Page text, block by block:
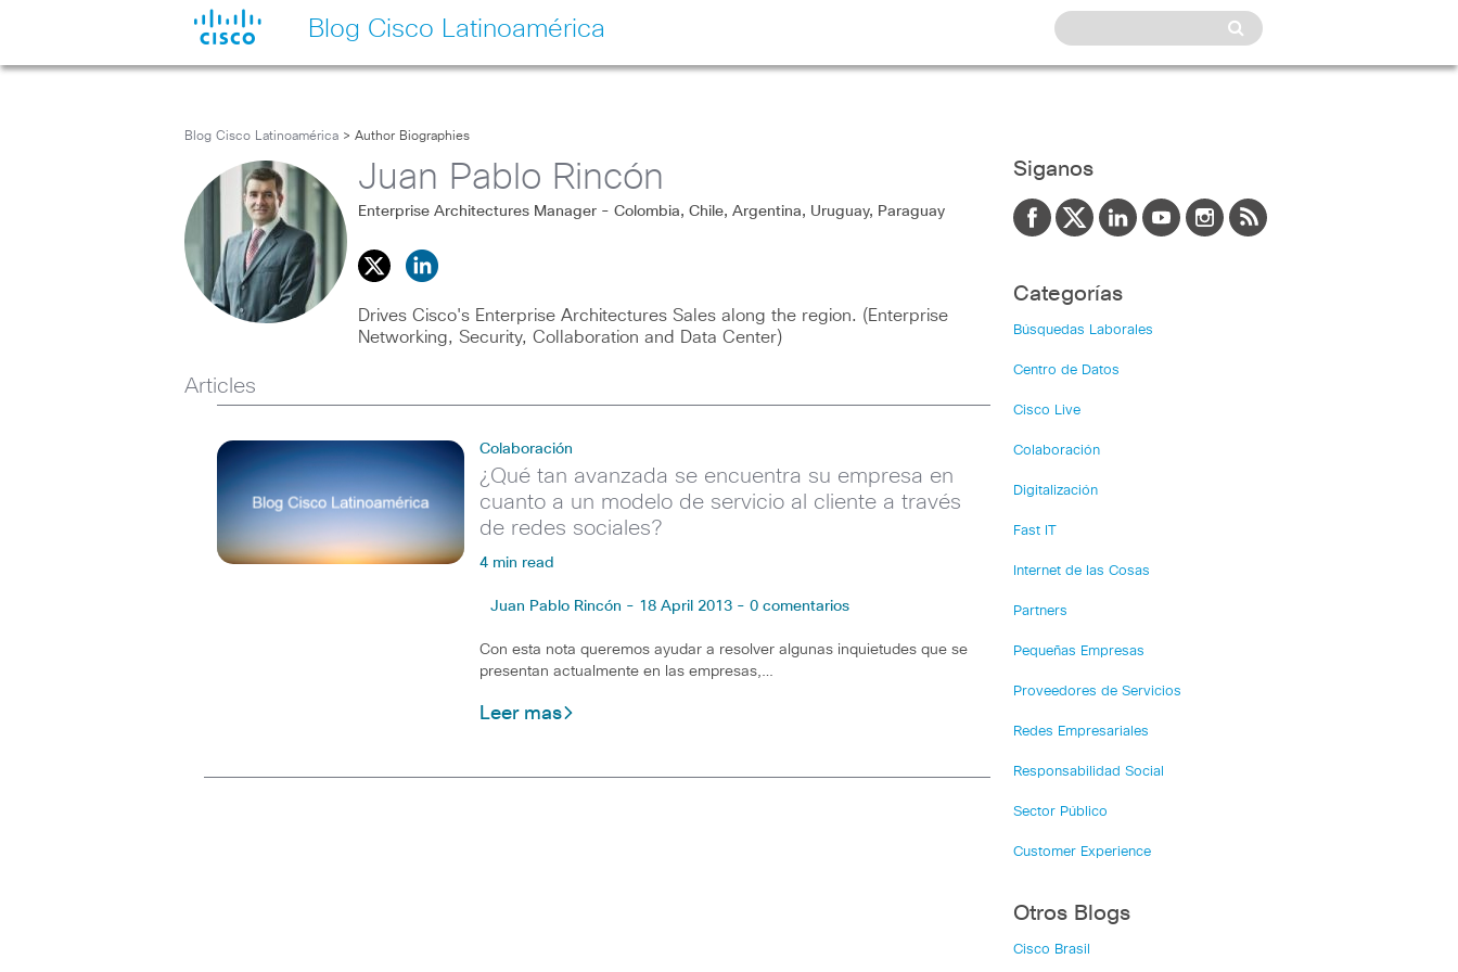
Blog Cisco Latinoamérica
Blog Cisco Latinoamérica > Author Biographies
Juan Pablo Rincón
Enterprise Architectures Manager - Colombia, Chile, Argentina, Uruguay, Paraguay
Drives Cisco's Enterprise Architectures Sales along the region. (Enterprise
Networking, Security, Collaboration and Data Center)
Articles
Colaboración
¿Qué tan avanzada se encuentra su empresa en
cuanto a un modelo de servicio al cliente a través
de redes sociales?
4 min read
Juan Pablo Rincón - 18 April 2013 - 0 comentarios
Con esta nota queremos ayudar a resolver algunas inquietudes que se
presentan actualmente en las empresas,…
Leer mas
Siganos
Categorías
Búsquedas Laborales
Centro de Datos
Cisco Live
Colaboración
Digitalización
Fast IT
Internet de las Cosas
Partners
Pequeñas Empresas
Proveedores de Servicios
Redes Empresariales
Responsabilidad Social
Sector Público
Customer Experience
Otros Blogs
Cisco Brasil